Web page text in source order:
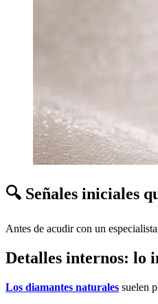
🔍 Señales iniciales
Antes de acudir con un
Detalles internos: lo
Los diamantes naturales suelen